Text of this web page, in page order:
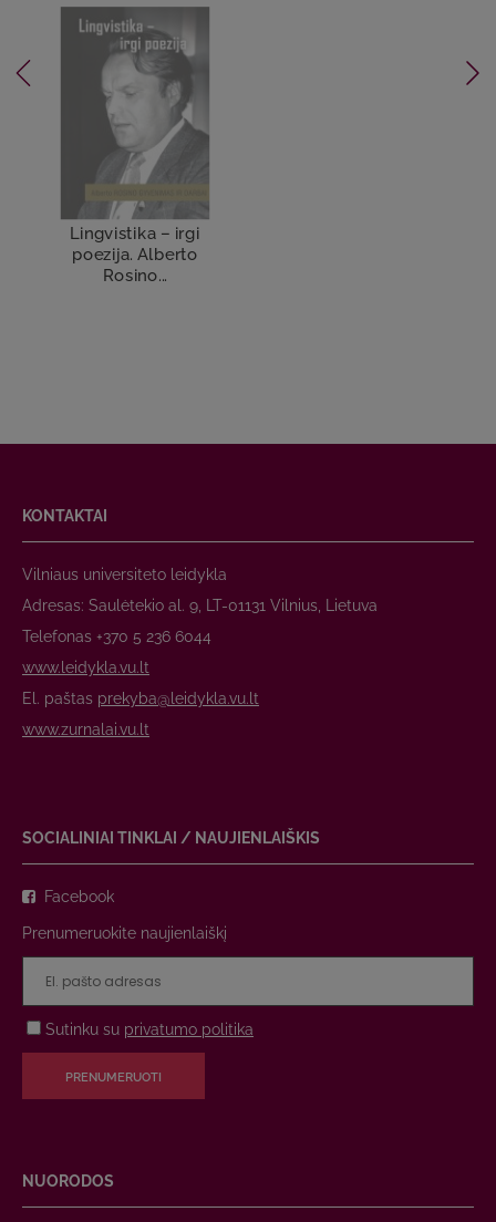
Lingvistika – irgi
poezija. Alberto
Rosino...
KONTAKTAI
Vilniaus universiteto leidykla
Adresas: Saulėtekio al. 9, LT-01131 Vilnius, Lietuva
Telefonas +370 5 236 6044
www.leidykla.vu.lt
El. paštas prekyba@leidykla.vu.lt
www.zurnalai.vu.lt
SOCIALINIAI TINKLAI / NAUJIENLAIŠKIS
Facebook
Prenumeruokite naujienlaiškį
Sutinku su privatumo politika
PRENUMERUOTI
NUORODOS